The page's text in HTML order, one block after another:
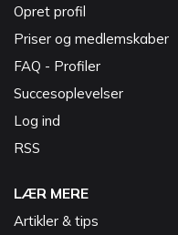
Opret profil
Priser og medlemskaber
FAQ - Profiler
Succesoplevelser
Log ind
RSS
LÆR MERE
Artikler & tips